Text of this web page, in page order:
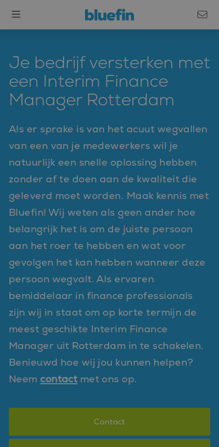
Je bedrijf versterken met
een Interim Finance
Manager Rotterdam
Als er sprake is van het acuut wegvallen
van een van je medewerkers wil je
natuurlijk een snelle oplossing hebben
zonder af te doen aan de kwaliteit die
geleverd moet worden. Maak kennis met
Bluefin! Wij weten als geen ander hoe
belangrijk het is om de juiste persoon
aan het roer te hebben en wat voor
gevolgen het kan hebben wanneer deze
persoon wegvalt. Als ervaren
bemiddelaar in finance professionals
zijn wij in staat om op korte termijn de
meest geschikte Interim Finance
Manager uit Rotterdam in te schakelen.
Benieuwd hoe wij jou kunnen helpen?
Neem contactmet ons op.
Contact